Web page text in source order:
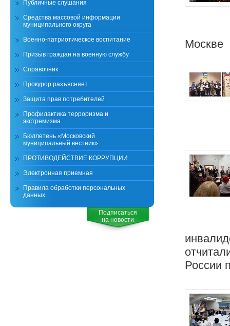
Москве
России
Публичные слушания
Средства массовой информации
муниципального округа
Военно-патриотическое воспитание
Призыв граждан на военную службу
Справочник
Прокурор разъясняет
Защита прав потребителей
Профилактика терроризма и
экстремизма
Бюллетень «Московский
муниципальный вестник»
ПРОТИВОДЕЙСТВИЕ КОРРУПЦИИ
Электронная приемная
Правила обработки персональных
данных
Подписаться
на новости